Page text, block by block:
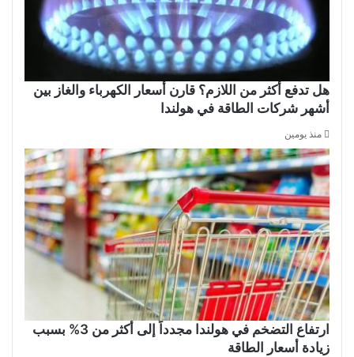
هل تدفع أكثر من اللازم؟ قارن أسعار الكهرباء والغاز بين
أشهر شركات الطاقة في هولندا
منذ يومين
ارتفاع التضخم في هولندا مجدداً إلى أكثر من 3% بسبب
زيادة أسعار الطاقة